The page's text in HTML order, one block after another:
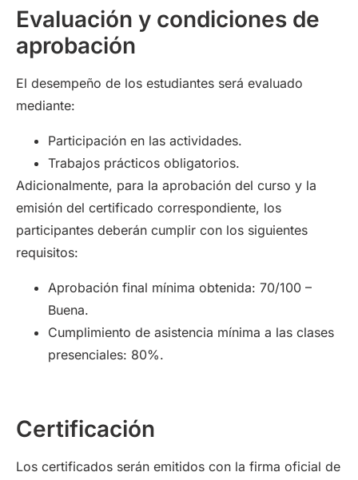
Evaluación y condiciones de
aprobación
El desempeño de los estudiantes será evaluado
mediante:
Participación en las actividades.
Trabajos prácticos obligatorios.
Adicionalmente, para la aprobación del curso y la
emisión del certificado correspondiente, los
participantes deberán cumplir con los siguientes
requisitos:
Aprobación final mínima obtenida: 70/100 –
Buena.
Cumplimiento de asistencia mínima a las clases
presenciales: 80%.
Certificación
Los certificados serán emitidos con la firma oficial de